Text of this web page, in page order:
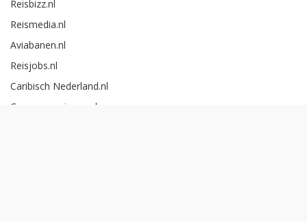
Reisbizz.nl
Reismedia.nl
Aviabanen.nl
Reisjobs.nl
Caribisch Nederland.nl
Careerexperience.nl